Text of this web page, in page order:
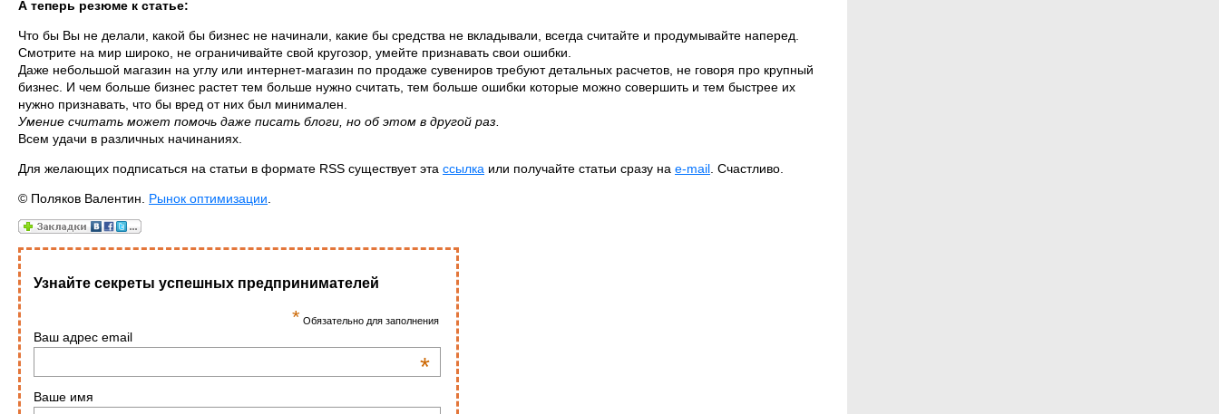
А теперь резюме к статье:
Что бы Вы не делали, какой бы бизнес не начинали, какие бы средства не вкладывали, всегда считайте и продумывайте наперед.
Смотрите на мир широко, не ограничивайте свой кругозор, умейте признавать свои ошибки.
Даже небольшой магазин на углу или интернет-магазин по продаже сувениров требуют детальных расчетов, не говоря про крупный
бизнес. И чем больше бизнес растет тем больше нужно считать, тем больше ошибки которые можно совершить и тем быстрее их
нужно признавать, что бы вред от них был минимален.
Умение считать может помочь даже писать блоги, но об этом в другой раз.
Всем удачи в различных начинаниях.
Для желающих подписаться на статьи в формате RSS существует эта ссылка или получайте статьи сразу на e-mail . Счастливо.
© Поляков Валентин. Рынок оптимизации
Узнайте секреты успешных предпринимателей
* Обязательно для заполнения
Ваш адрес email
*
Ваше имя